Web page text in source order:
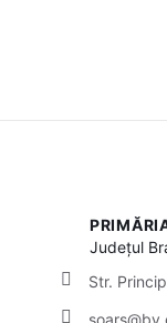
Județul
Str.